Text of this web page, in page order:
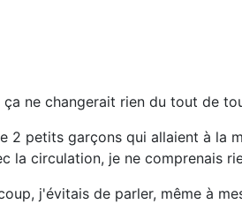
ça ne changerait rien du tout de
petits garçons qui allaient à la
la circulation, je ne comprenais
j'évitais de parler, même à